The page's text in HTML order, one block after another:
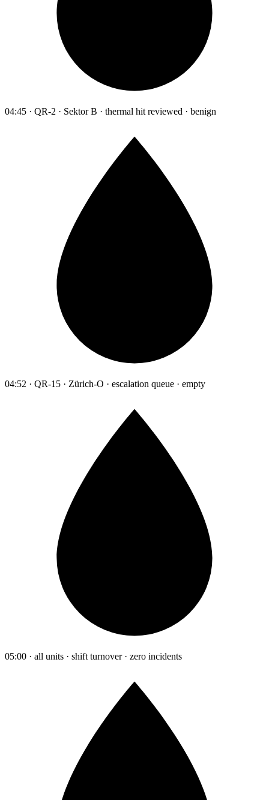
04:45 · QR-2 · Sektor B · thermal hit reviewed · benign
04:52 · QR-15 · Zürich-O · escalation queue · empty
05:00 · all units · shift turnover · zero incidents